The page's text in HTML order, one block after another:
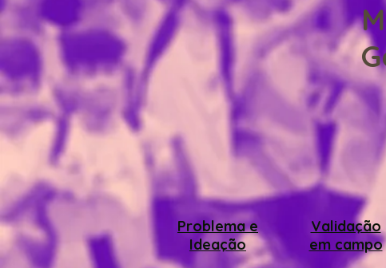
Problema e
Ideação
Validação
em campo